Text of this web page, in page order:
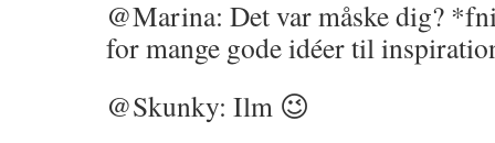
@Marina: Det var måske dig?
for mange gode idéer til
@Skunky: Ilm 😉